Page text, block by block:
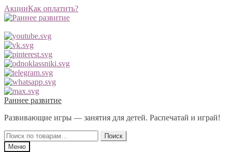
АкцииКак оплатить?
Перейти
навигации
Перейти
содержимому
Раннее развитие
Развивающие игры — занятия для детей. Распечатай и играй!
Искать:
Поиск
Меню